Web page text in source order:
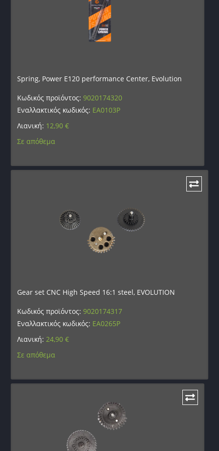
Spring, Power E120 performance Center, Evolution
Κωδικός προϊόντος:9020174320
Εναλλακτικός κωδικός: EA0103P
Λιανική: 12,90€
Σε απόθεμα
Gear set CNC High Speed 16:1 steel, EVOLUTION
Κωδικός προϊόντος:9020174317
Εναλλακτικός κωδικός: EA0265P
Λιανική: 24,90€
Σε απόθεμα